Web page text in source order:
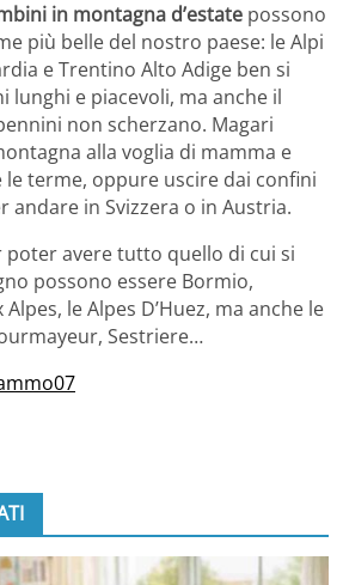
in montagna d’estate possono
più belle del nostro paese: le Alpi
e Trentino Alto Adige ben si
lunghi e piacevoli, ma anche il
non scherzano. Magari
alla voglia di mamma e
terme, oppure uscire dai confini
andare in Svizzera o in Austria.
poter avere tutto quello di cui si
possono essere Bormio,
le Alpes D’Huez, ma anche le
Sestriere…